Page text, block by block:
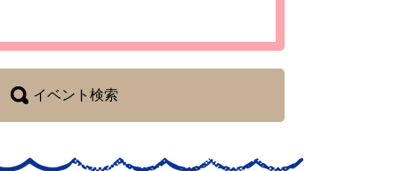
イベント検索